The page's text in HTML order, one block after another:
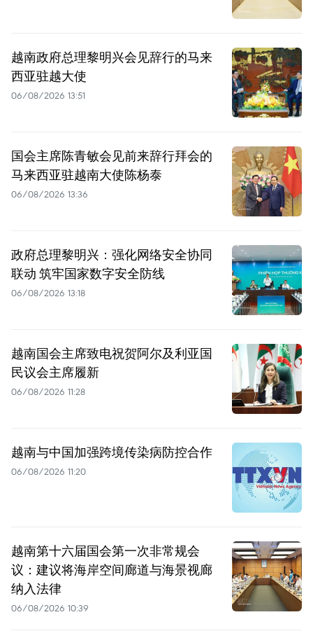
越南政府总理黎明兴会见辞行的马来
西亚驻越大使
06/08/2026 13:51
国会主席陈青敏会见前来辞行拜会的
马来西亚驻越南大使陈杨泰
06/08/2026 13:36
政府总理黎明兴：强化网络安全协同
联动 筑牢国家数字安全防线
06/08/2026 13:18
越南国会主席致电祝贺阿尔及利亚国
民议会主席履新
06/08/2026 11:28
越南与中国加强跨境传染病防控合作
06/08/2026 11:20
越南第十六届国会第一次非常规会
议：建议将海岸空间廊道与海景视廊
纳入法律
06/08/2026 10:39